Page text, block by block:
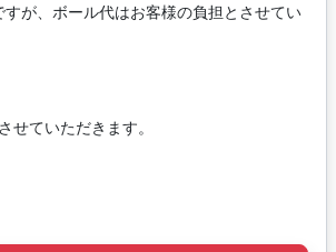
すが、ボール代はお客様の負担とさせてい
せていただきます。